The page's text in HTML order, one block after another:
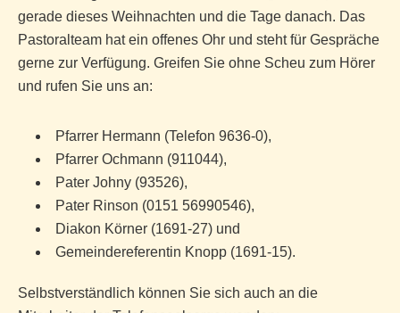
gerade dieses Weihnachten und die Tage danach. Das
Pastoralteam hat ein offenes Ohr und steht für Gespräche
gerne zur Verfügung. Greifen Sie ohne Scheu zum Hörer
und rufen Sie uns an:
Pfarrer Hermann (Telefon 9636-0),
Pfarrer Ochmann (911044),
Pater Johny (93526),
Pater Rinson (0151 56990546),
Diakon Körner (1691-27) und
Gemeindereferentin Knopp (1691-15).
Selbstverständlich können Sie sich auch an die